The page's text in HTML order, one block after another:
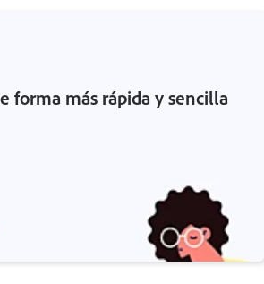
forma más rápida y sencilla